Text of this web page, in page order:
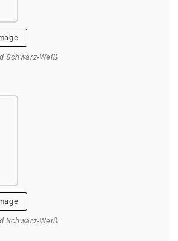
Schwarz-Weiß
Schwarz-Weiß